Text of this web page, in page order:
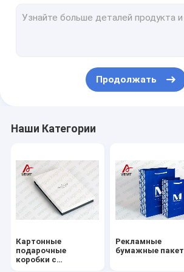
Персонализированные бумажные
Подарочные бумажные пакеты
Бумажная подарочная коробка
Заказная бумажная коробка
бумажные коробки ювелирных
Продолжать
Наши Категории
Картонные
подарочные
коробки с
Рекламные
бумажные